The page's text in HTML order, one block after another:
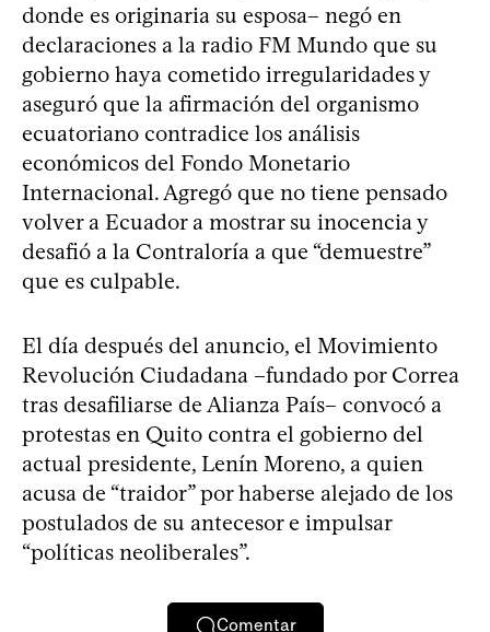
donde es originaria su esposa– negó en
declaraciones a la radio FM Mundo que su
gobierno haya cometido irregularidades y
aseguró que la afirmación del organismo
ecuatoriano contradice los análisis
económicos del Fondo Monetario
Internacional. Agregó que no tiene pensado
volver a Ecuador a mostrar su inocencia y
desafió a la Contraloría a que “demuestre”
que es culpable.
El día después del anuncio, el Movimiento
Revolución Ciudadana –fundado por Correa
tras desafiliarse de Alianza País– convocó a
protestas en Quito contra el gobierno del
actual presidente, Lenín Moreno, a quien
acusa de “traidor” por haberse alejado de los
postulados de su antecesor e impulsar
“políticas neoliberales”.
Comentar